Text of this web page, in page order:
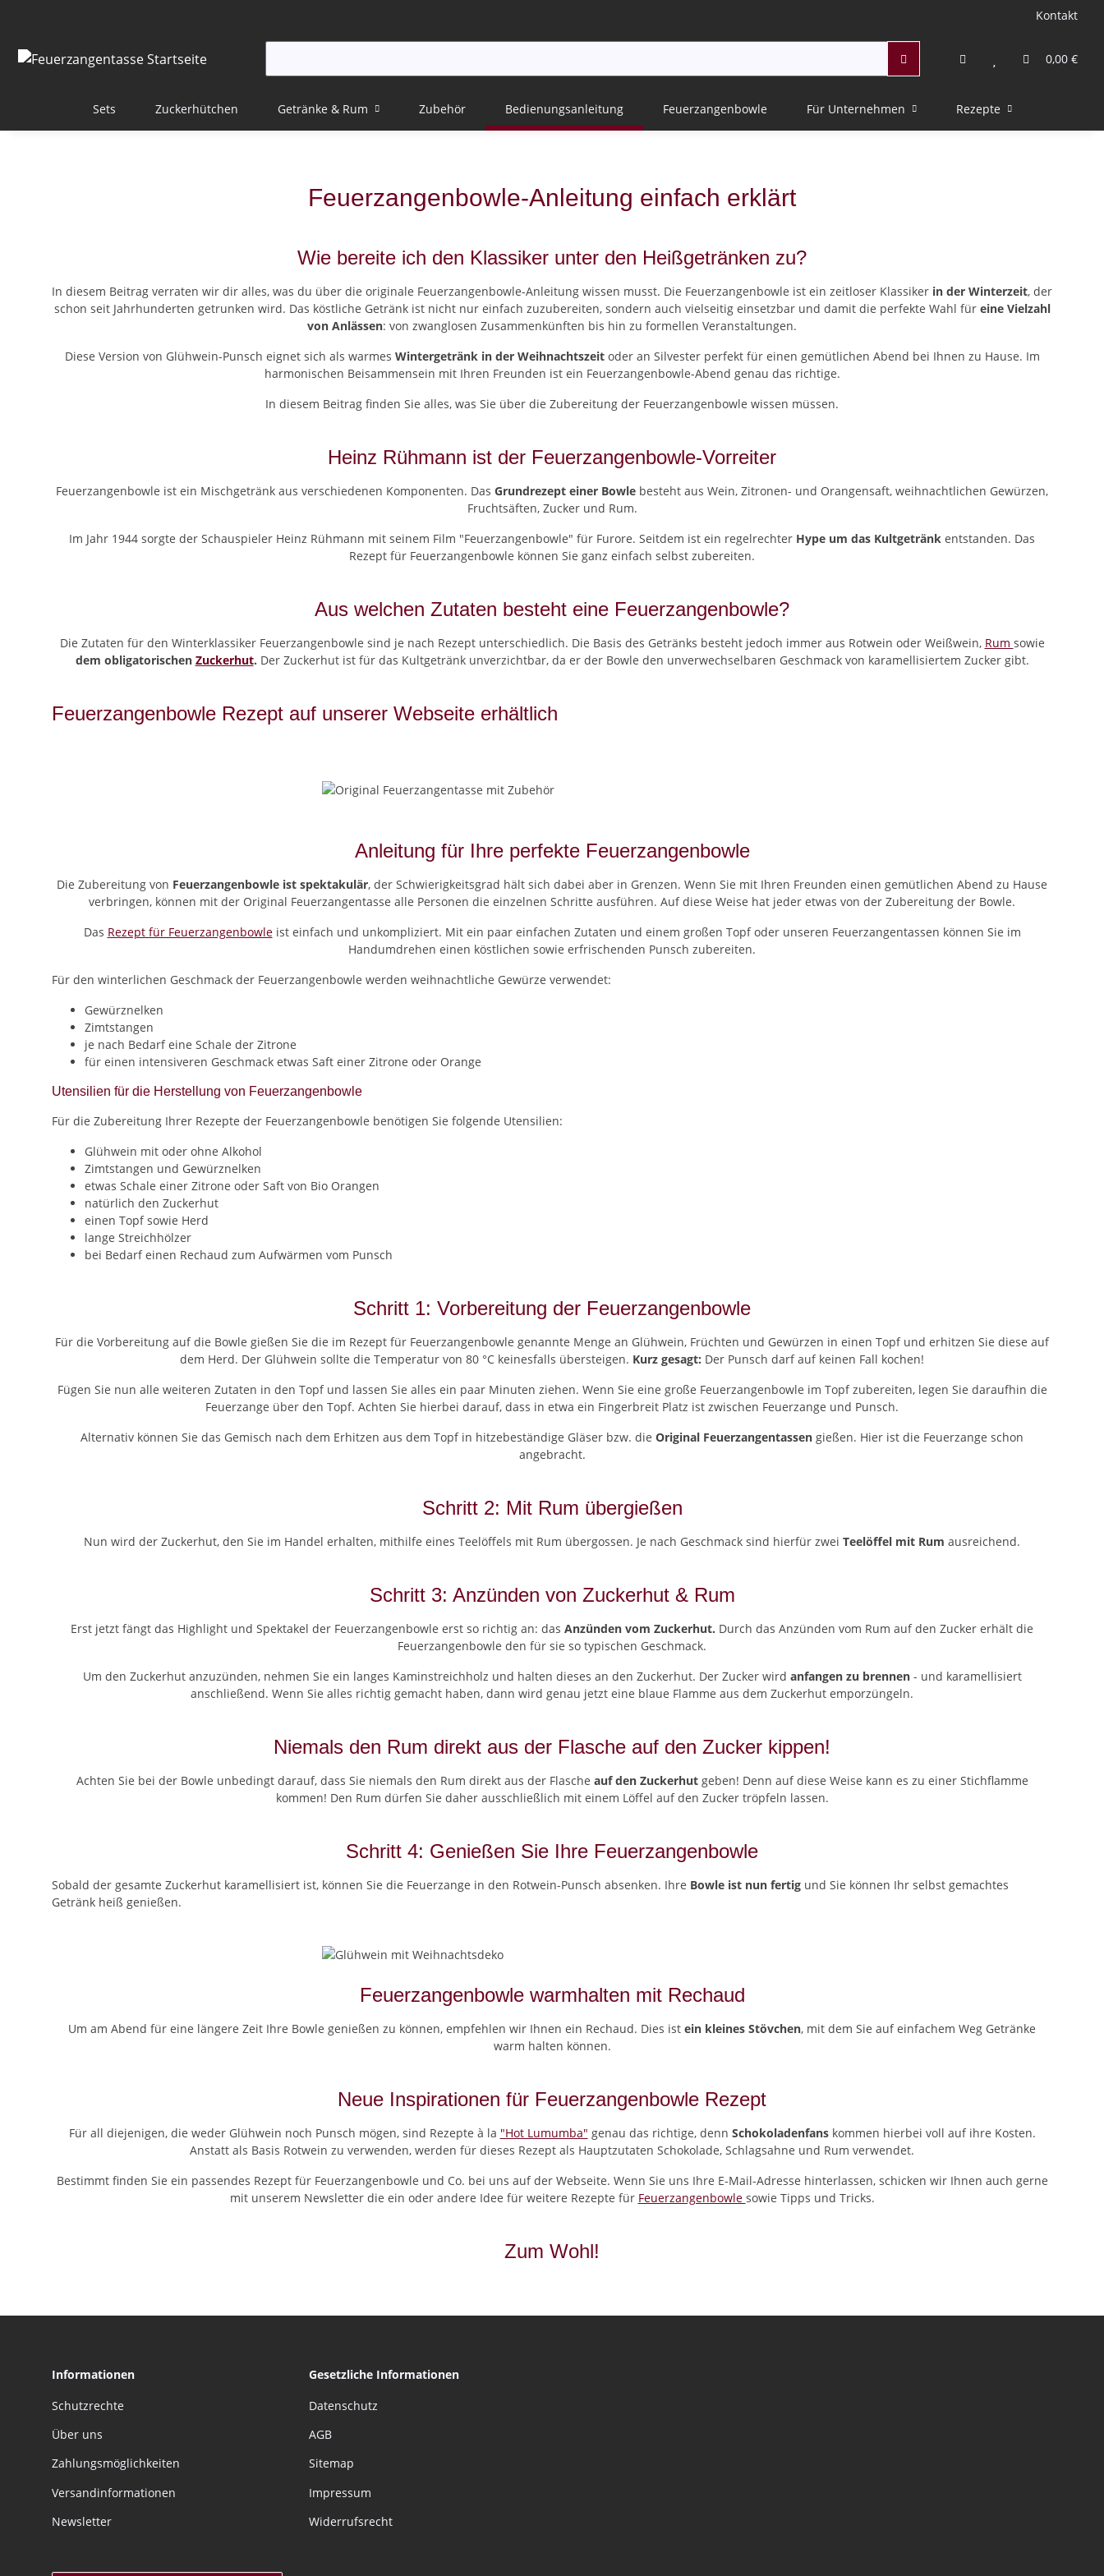
Kontakt
0,00 €
Sets Zuckerhütchen Getränke & Rum Zubehör Bedienungsanleitung Feuerzangenbowle Für Unternehmen Rezepte
Feuerzangenbowle-Anleitung einfach erklärt
Wie bereite ich den Klassiker unter den Heißgetränken zu?
In diesem Beitrag verraten wir dir alles, was du über die originale Feuerzangenbowle-Anleitung wissen musst. Die Feuerzangenbowle ist ein zeitloser Klassiker in der Winterzeit, der
schon seit Jahrhunderten getrunken wird. Das köstliche Getränk ist nicht nur einfach zuzubereiten, sondern auch vielseitig einsetzbar und damit die perfekte Wahl für eine Vielzahl
von Anlässen: von zwanglosen Zusammenkünften bis hin zu formellen Veranstaltungen.
Diese Version von Glühwein-Punsch eignet sich als warmes Wintergetränk in der Weihnachtszeitoder an Silvester perfekt für einen gemütlichen Abend bei Ihnen zu Hause. Im
harmonischen Beisammensein mit Ihren Freunden ist ein Feuerzangenbowle-Abend genau das richtige.
In diesem Beitrag finden Sie alles, was Sie über die Zubereitung der Feuerzangenbowle wissen müssen.
Heinz Rühmann ist der Feuerzangenbowle-Vorreiter
Feuerzangenbowle ist ein Mischgetränk aus verschiedenen Komponenten. Das Grundrezept einer Bowle besteht aus Wein, Zitronen- und Orangensaft, weihnachtlichen Gewürzen,
Fruchtsäften, Zucker und Rum.
Im Jahr 1944 sorgte der Schauspieler Heinz Rühmann mit seinem Film "Feuerzangenbowle" für Furore. Seitdem ist ein regelrechter Hype um das Kultgetränk entstanden. Das
Rezept für Feuerzangenbowle können Sie ganz einfach selbst zubereiten.
Aus welchen Zutaten besteht eine Feuerzangenbowle?
Die Zutaten für den Winterklassiker Feuerzangenbowle sind je nach Rezept unterschiedlich. Die Basis des Getränks besteht jedoch immer aus Rotwein oder Weißwein, Rum sowie
dem obligatorischen Zuckerhut. Der Zuckerhut ist für das Kultgetränk unverzichtbar, da er der Bowle den unverwechselbaren Geschmack von karamellisiertem Zucker gibt.
Feuerzangenbowle Rezept auf unserer Webseite erhältlich
Anleitung für Ihre perfekte Feuerzangenbowle
Die Zubereitung von Feuerzangenbowle ist spektakulär, der Schwierigkeitsgrad hält sich dabei aber in Grenzen. Wenn Sie mit Ihren Freunden einen gemütlichen Abend zu Hause
verbringen, können mit der Original Feuerzangentasse alle Personen die einzelnen Schritte ausführen. Auf diese Weise hat jeder etwas von der Zubereitung der Bowle.
Das Rezept für Feuerzangenbowleist einfach und unkompliziert. Mit ein paar einfachen Zutaten und einem großen Topf oder unseren Feuerzangentassen können Sie im
Handumdrehen einen köstlichen sowie erfrischenden Punsch zubereiten.
Für den winterlichen Geschmack der Feuerzangenbowle werden weihnachtliche Gewürze verwendet:
Gewürznelken
Zimtstangen
je nach Bedarf eine Schale der Zitrone
für einen intensiveren Geschmack etwas Saft einer Zitrone oder Orange
Utensilien für die Herstellung von Feuerzangenbowle
Für die Zubereitung Ihrer Rezepte der Feuerzangenbowle benötigen Sie folgende Utensilien:
Glühwein mit oder ohne Alkohol
Zimtstangen und Gewürznelken
etwas Schale einer Zitrone oder Saft von Bio Orangen
natürlich den Zuckerhut
einen Topf sowie Herd
lange Streichhölzer
bei Bedarf einen Rechaud zum Aufwärmen vom Punsch
Schritt 1: Vorbereitung der Feuerzangenbowle
Für die Vorbereitung auf die Bowle gießen Sie die im Rezept für Feuerzangenbowle genannte Menge an Glühwein, Früchten und Gewürzen in einen Topf und erhitzen Sie diese auf
dem Herd. Der Glühwein sollte die Temperatur von 80 °C keinesfalls übersteigen. Kurz gesagt: Der Punsch darf auf keinen Fall kochen!
Fügen Sie nun alle weiteren Zutaten in den Topf und lassen Sie alles ein paar Minuten ziehen. Wenn Sie eine große Feuerzangenbowle im Topf zubereiten, legen Sie daraufhin die
Feuerzange über den Topf. Achten Sie hierbei darauf, dass in etwa ein Fingerbreit Platz ist zwischen Feuerzange und Punsch.
Alternativ können Sie das Gemisch nach dem Erhitzen aus dem Topf in hitzebeständige Gläser bzw. die Original Feuerzangentassen gießen. Hier ist die Feuerzange schon
angebracht.
Schritt 2: Mit Rum übergießen
Nun wird der Zuckerhut, den Sie im Handel erhalten, mithilfe eines Teelöffels mit Rum übergossen. Je nach Geschmack sind hierfür zwei Teelöffel mit Rum ausreichend.
Schritt 3: Anzünden von Zuckerhut & Rum
Erst jetzt fängt das Highlight und Spektakel der Feuerzangenbowle erst so richtig an: das Anzünden vom Zuckerhut. Durch das Anzünden vom Rum auf den Zucker erhält die
Feuerzangenbowle den für sie so typischen Geschmack.
Um den Zuckerhut anzuzünden, nehmen Sie ein langes Kaminstreichholz und halten dieses an den Zuckerhut. Der Zucker wird anfangen zu brennen- und karamellisiert
anschließend. Wenn Sie alles richtig gemacht haben, dann wird genau jetzt eine blaue Flamme aus dem Zuckerhut emporzüngeln.
Niemals den Rum direkt aus der Flasche auf den Zucker kippen!
Achten Sie bei der Bowle unbedingt darauf, dass Sie niemals den Rum direkt aus der Flasche auf den Zuckerhutgeben! Denn auf diese Weise kann es zu einer Stichflamme
kommen! Den Rum dürfen Sie daher ausschließlich mit einem Löffel auf den Zucker tröpfeln lassen.
Schritt 4: Genießen Sie Ihre Feuerzangenbowle
Sobald der gesamte Zuckerhut karamellisiert ist, können Sie die Feuerzange in den Rotwein-Punsch absenken. Ihre Bowle ist nun fertig und Sie können Ihr selbst gemachtes
Getränk heiß genießen.
Feuerzangenbowle warmhalten mit Rechaud
Um am Abend für eine längere Zeit Ihre Bowle genießen zu können, empfehlen wir Ihnen ein Rechaud. Dies ist ein kleines Stövchen, mit dem Sie auf einfachem Weg Getränke
warm halten können.
Neue Inspirationen für Feuerzangenbowle Rezept
Für all diejenigen, die weder Glühwein noch Punsch mögen, sind Rezepte à la "Hot Lumumba" genau das richtige, denn Schokoladenfans kommen hierbei voll auf ihre Kosten.
Anstatt als Basis Rotwein zu verwenden, werden für dieses Rezept als Hauptzutaten Schokolade, Schlagsahne und Rum verwendet.
Bestimmt finden Sie ein passendes Rezept für Feuerzangenbowle und Co. bei uns auf der Webseite. Wenn Sie uns Ihre E-Mail-Adresse hinterlassen, schicken wir Ihnen auch gerne
mit unserem Newsletter die ein oder andere Idee für weitere Rezepte für Feuerzangenbowle sowie Tipps und Tricks.
Zum Wohl!
Informationen
Schutzrechte
Über uns
Zahlungsmöglichkeiten
Versandinformationen
Newsletter
Gesetzliche Informationen
Datenschutz
AGB
Sitemap
Impressum
Widerrufsrecht